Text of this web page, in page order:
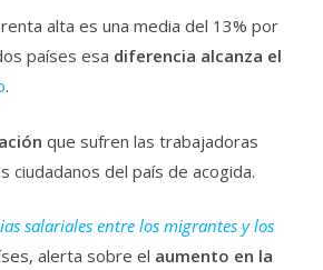
alta es una media del 13% por
países esa diferencia alcanza el
.
que sufren las trabajadoras
del país de acogida.
salariales entre los migrantes y los
alerta sobre el aumento en la